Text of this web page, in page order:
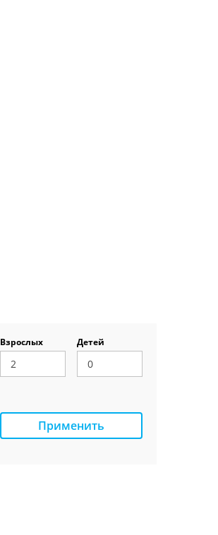
Взрослых Детей
Применить